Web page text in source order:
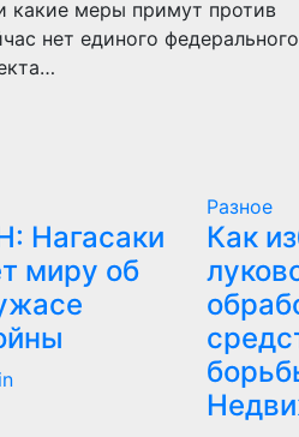
какие меры примут против
нет единого
Нагасаки
миру об
Разное
Как